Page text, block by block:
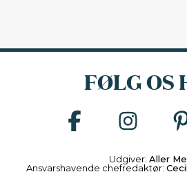
FØLG OS
Udgiver: Aller
Ansvarshavende chefredaktør: